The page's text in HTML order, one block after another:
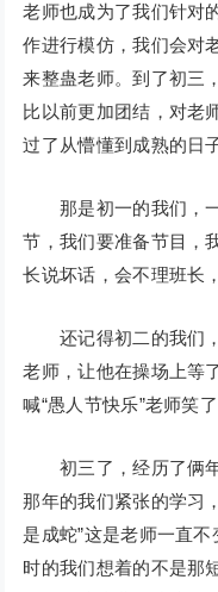
老师也成为了我们针对
作进行模仿，我们会对
来整蛊老师。到了初三
比以前更加团结，对老
过了从懵懂到成熟的日子
那是初一的我们，一
节，我们要准备节目，
长说坏话，会不理班长
还记得初二的我们，
老师，让他在操场上等
喊“愚人节快乐”老师笑
初三了，经历了俩年
那年的我们紧张的学习
是成蛇”这是老师一直
时的我们想着的不是那